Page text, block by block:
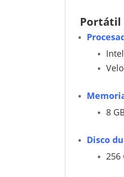
Portátil
8
Disco
256